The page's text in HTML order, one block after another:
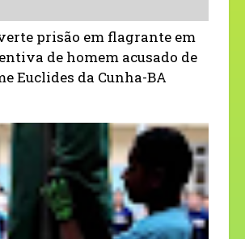
prisão em flagrante em
de homem acusado de
Euclides da Cunha-BA